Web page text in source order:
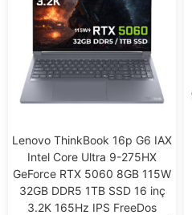
Lenovo ThinkBook 16p G6 IAX
Intel Core Ultra 9-275HX
GeForce RTX 5060 8GB 115W
32GB DDR5 1TB SSD 16 inç
3.2K 165Hz IPS FreeDos